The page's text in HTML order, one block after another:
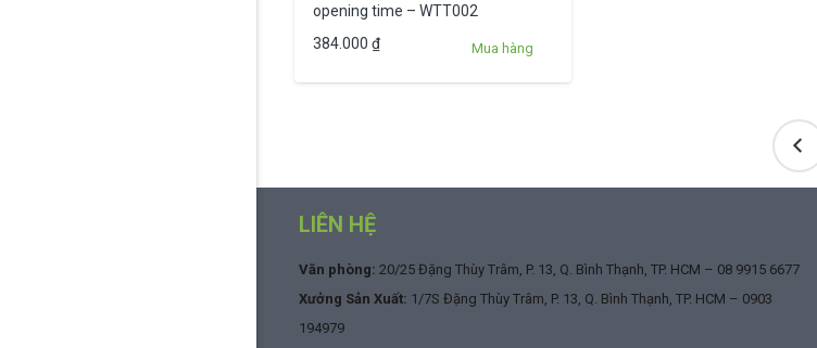
opening time – WTT002
384.000 ₫ Mua hàng
bài
viết
LIÊN HỆ
Văn phòng: 20/25 Đặng Thùy Trâm, P. 13, Q. Bình Thạnh, TP. HCM – 08 9915 6677
Xưởng Sản Xuất: 1/7S Đặng Thùy Trâm, P. 13, Q. Bình Thạnh, TP. HCM – 0903
194979